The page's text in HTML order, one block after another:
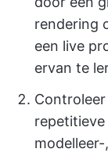
rendering
een live
ervan te